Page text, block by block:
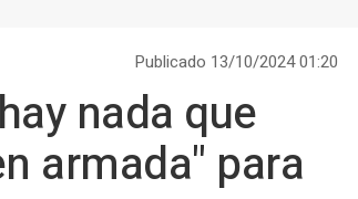
Publicado 13/10/2024 01:20
nada que
armada" para